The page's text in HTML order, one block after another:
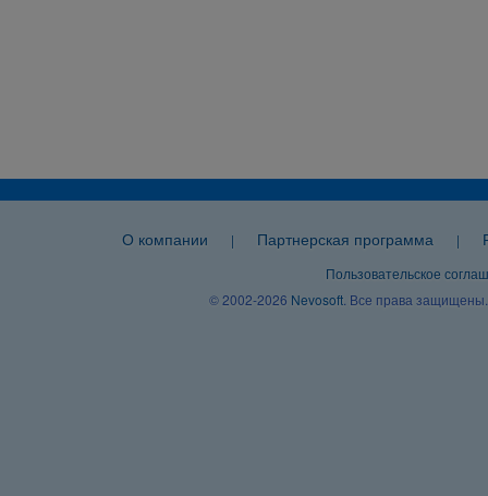
О компании | Партнерская программа |
Пользовательское
© 2002-2026 Nevosoft . Все права защищены